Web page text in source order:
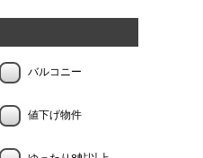
バルコニー
値下げ物件